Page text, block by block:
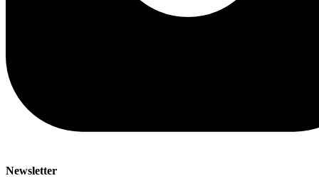
Newsletter